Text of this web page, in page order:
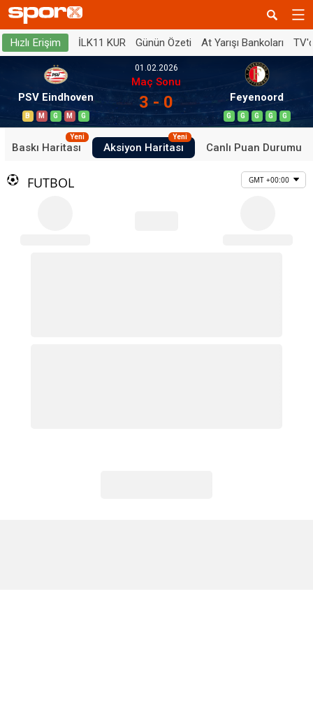
Hızlı Erişim İLK11 KUR Günün Özeti At Yarışı Bankoları
PSV Eindhoven
B M G M G
01.02.2026
Maç Sonu
3 - 0 Feyenoord
G G G G G
Baskı Haritası
Yeni
Aksiyon Haritası
Yeni
Canlı Puan Durumu
FUTBOL GMT +00:00